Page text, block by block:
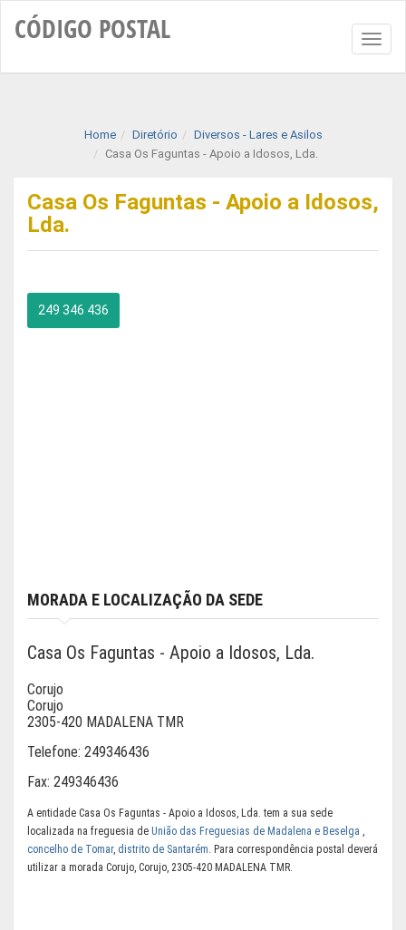
CÓDIGO POSTAL
Home Diretório
Diversos - Lares e Asilos
Casa Os Faguntas - Apoio a Idosos, Lda.
Casa Os Faguntas - Apoio a Idosos,
Lda.
249 346 436
MORADA E LOCALIZAÇÃO DA SEDE
Casa Os Faguntas - Apoio a Idosos, Lda.
Corujo
Corujo
2305-420 MADALENA TMR
Telefone: 249346436
Fax: 249346436
A entidade Casa Os Faguntas - Apoio a Idosos, Lda. tem a sua sede
localizada na freguesia de União das Freguesias de Madalena e Beselga ,
concelho de Tomar, distrito de Santarém. Para correspondência postal deverá
utilizar a morada Corujo, Corujo, 2305-420 MADALENA TMR.